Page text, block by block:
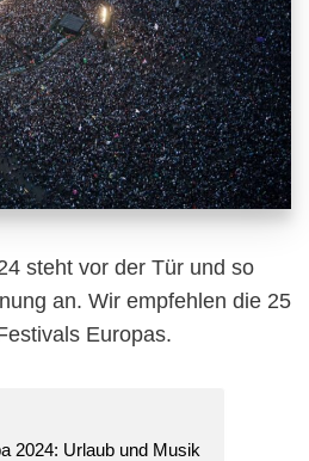
steht vor der Tür und so
an. Wir empfehlen die 25
Europas.
2024: Urlaub und Musik